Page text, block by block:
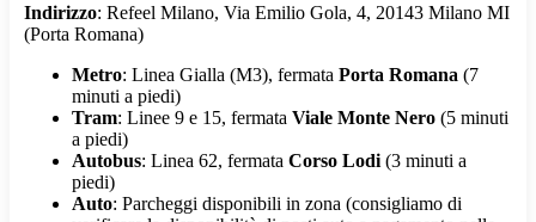
Indirizzo: Refeel Milano, Via Emilio Gola, 4, 20143 Milano MI
(Porta Romana)
Metro: Linea Gialla (M3), fermata Porta Romana (7
minuti a piedi)
Tram: Linee 9 e 15, fermata Viale Monte Nero (5 minuti
a piedi)
Autobus: Linea 62, fermata Corso Lodi (3 minuti a
piedi)
Auto: Parcheggi disponibili in zona (consigliamo di